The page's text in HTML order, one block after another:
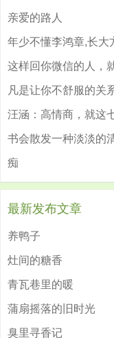
亲爱的路人
年少不懂李鸿章,长大
这样回你微信的人，
凡是让你不舒服的关
汪涵：高情商，就这
书会散发一种淡淡的
痴
最新发布文章
养鸭子
灶间的糖香
青瓦巷里的暖
蒲扇摇落的旧时光
臭里寻香记